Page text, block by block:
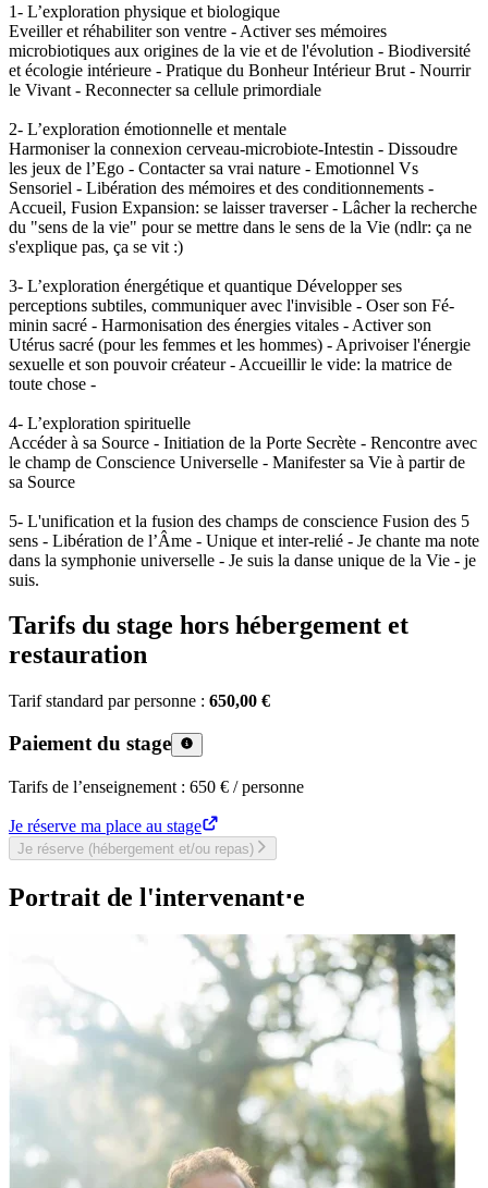
1- L’exploration physique et biologique
Eveiller et réhabiliter son ventre - Activer ses mémoires
microbiotiques aux origines de la vie et de l'évolution - Biodiversité
et écologie intérieure - Pratique du Bonheur Intérieur Brut - Nourrir
le Vivant - Reconnecter sa cellule primordiale
2- L’exploration émotionnelle et mentale
Harmoniser la connexion cerveau-microbiote-Intestin - Dissoudre
les jeux de l’Ego - Contacter sa vrai nature - Emotionnel Vs
Sensoriel - Libération des mémoires et des conditionnements -
Accueil, Fusion Expansion: se laisser traverser - Lâcher la recherche
du "sens de la vie" pour se mettre dans le sens de la Vie (ndlr: ça ne
s'explique pas, ça se vit :)
3- L’exploration énergétique et quantique Développer ses
perceptions subtiles, communiquer avec l'invisible - Oser son Fé-
minin sacré - Harmonisation des énergies vitales - Activer son
Utérus sacré (pour les femmes et les hommes) - Aprivoiser l'énergie
sexuelle et son pouvoir créateur - Accueillir le vide: la matrice de
toute chose -
4- L’exploration spirituelle
Accéder à sa Source - Initiation de la Porte Secrète - Rencontre avec
le champ de Conscience Universelle - Manifester sa Vie à partir de
sa Source
5- L'unification et la fusion des champs de conscience Fusion des 5
sens - Libération de l’Âme - Unique et inter-relié - Je chante ma note
dans la symphonie universelle - Je suis la danse unique de la Vie - je
suis.
Tarifs du stage hors hébergement et
restauration
Tarif standard par personne : 650,00 €
Paiement du stage
Tarifs de l’enseignement : 650 € / personne
Je réserve ma place au stage
Je réserve (hébergement et/ou repas)
Portrait de l'intervenant⋅e